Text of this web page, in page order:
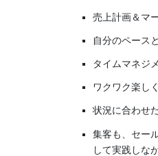
売上計画＆マ
自分のペース
タイムマネジ
ワクワク楽し
状況に合わせ
集客も、セー
して実践しな